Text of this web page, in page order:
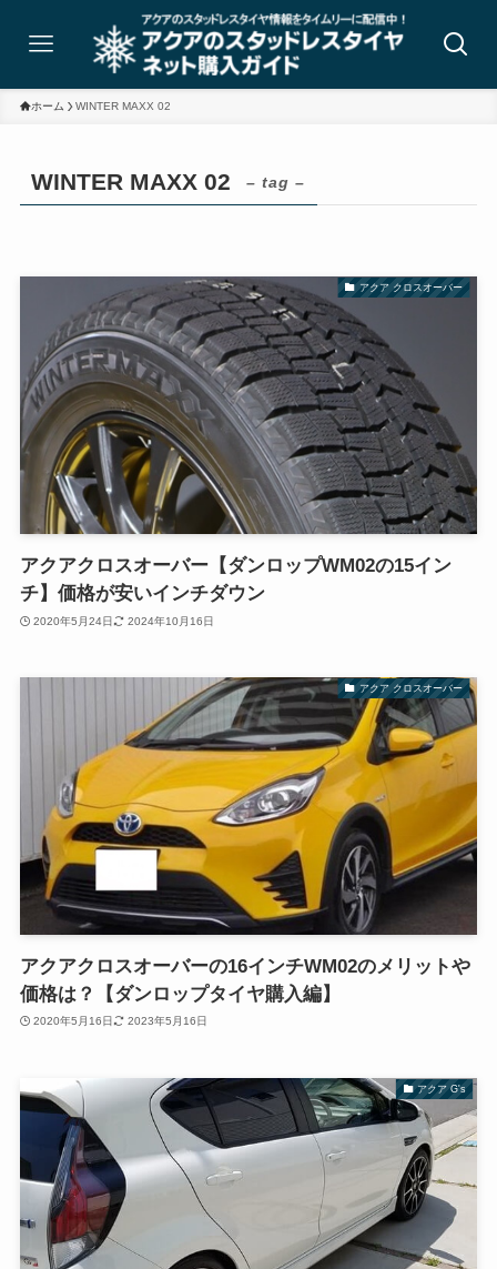
ホーム WINTER MAXX 02
WINTER MAXX 02 – tag –
アクア クロスオーバー
アクアクロスオーバー【ダンロップWM02の15イン
チ】価格が安いインチダウン
2020年5月24日 2024年10月16日
アクア クロスオーバー
アクアクロスオーバーの16インチWM02のメリットや
価格は？【ダンロップタイヤ購入編】
2020年5月16日 2023年5月16日
アクア G's